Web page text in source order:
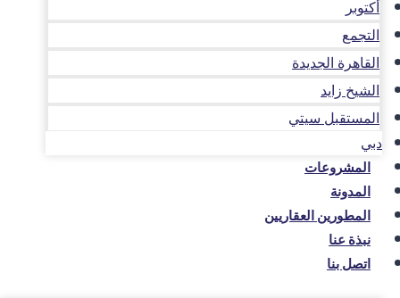
أكتوبر
التجمع
القاهرة الجديدة
الشيخ زايد
المستقبل سيتي
دبي
المشروعات
المدونة
المطورين العقاريين
نبذة عنا
اتصل بنا